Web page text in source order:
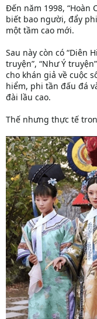
Đến năm 1998, “Hoàn
biết bao người, đẩy
một tầm cao mới.
Sau này còn có “Diên
truyện”, “Như Ý
cho khán giả về cuộc
hiểm, phi tần đấu đá
đài lầu cao.
Thế nhưng thực tế